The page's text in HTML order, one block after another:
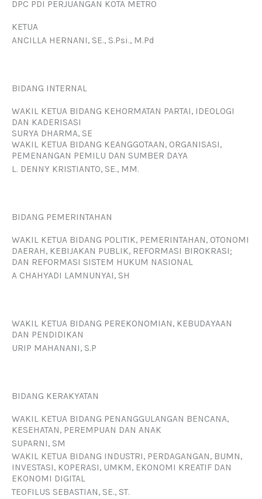
DPC PDI PERJUANGAN KOTA METRO
KETUA
ANCILLA HERNANI, SE., S.Psi., M.Pd
BIDANG INTERNAL
WAKIL KETUA BIDANG KEHORMATAN PARTAI, IDEOLOGI
DAN KADERISASI
SURYA DHARMA, SE
WAKIL KETUA BIDANG KEANGGOTAAN, ORGANISASI,
PEMENANGAN PEMILU DAN SUMBER DAYA
L. DENNY KRISTIANTO, SE., MM.
BIDANG PEMERINTAHAN
WAKIL KETUA BIDANG POLITIK, PEMERINTAHAN, OTONOMI
DAERAH, KEBIJAKAN PUBLIK, REFORMASI BIROKRASI;
DAN REFORMASI SISTEM HUKUM NASIONAL
A CHAHYADI LAMNUNYAI, SH
WAKIL KETUA BIDANG PEREKONOMIAN, KEBUDAYAAN
DAN PENDIDIKAN
URIP MAHANANI, S.P
BIDANG KERAKYATAN
WAKIL KETUA BIDANG PENANGGULANGAN BENCANA,
KESEHATAN, PEREMPUAN DAN ANAK
SUPARNI, SM
WAKIL KETUA BIDANG INDUSTRI, PERDAGANGAN, BUMN,
INVESTASI, KOPERASI, UMKM, EKONOMI KREATIF DAN
EKONOMI DIGITAL
TEOFILUS SEBASTIAN, SE., ST.